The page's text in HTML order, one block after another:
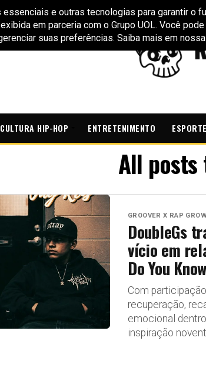
CULTURA HIP-HOP ENTRETENIMENTO
All posts
GROOVER X RAP
DoubleGs
vício em
Do You
Com
recuperação,
emocional
inspiração